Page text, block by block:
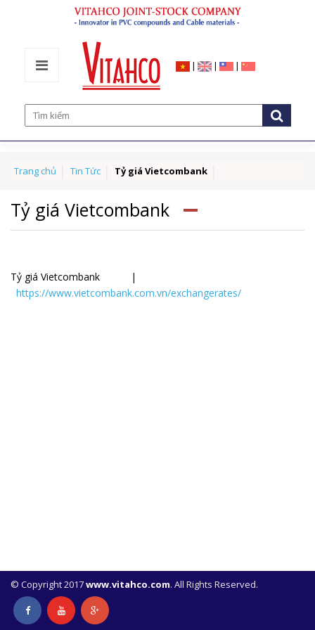
| | |
Trang chủ Tin Tức Tỷ giá Vietcombank
Tỷ giá Vietcombank
Tỷ giá Vietcombank |
https://www.vietcombank.com.vn/exchangerates/
© Copyright 2017www.vitahco.com. All Rights Reserved.